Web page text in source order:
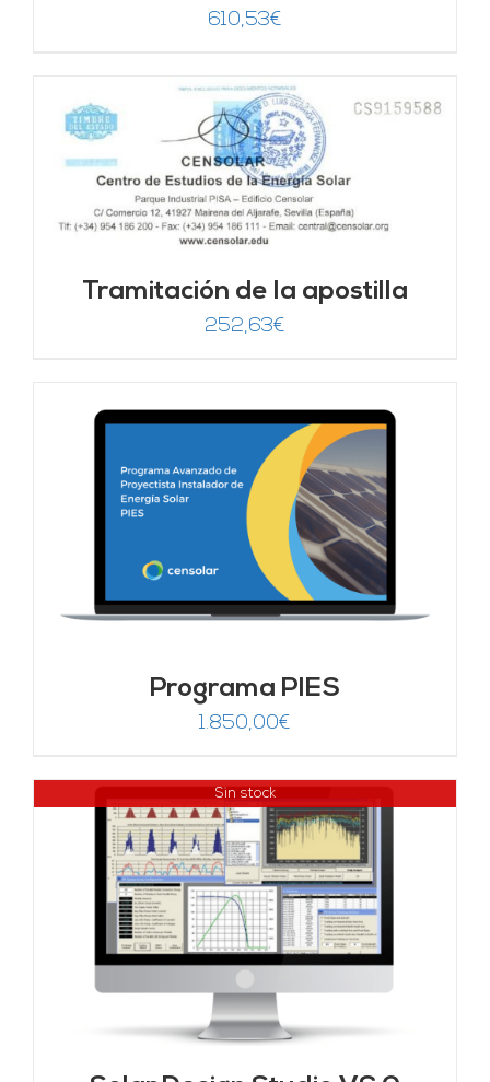
610,53€
Tramitación de la apostilla
252,63€
Programa PIES
1.850,00€
Sin stock